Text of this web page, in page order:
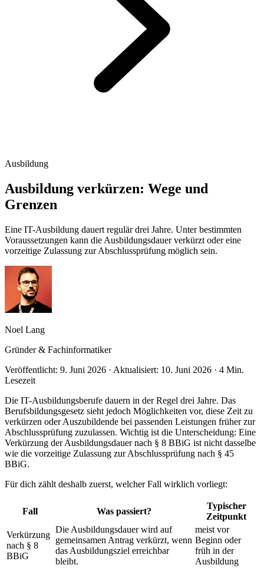
Ausbildung
Ausbildung verkürzen: Wege und
Grenzen
Eine IT-Ausbildung dauert regulär drei Jahre. Unter bestimmten
Voraussetzungen kann die Ausbildungsdauer verkürzt oder eine
vorzeitige Zulassung zur Abschlussprüfung möglich sein.
Noel Lang
Gründer & Fachinformatiker
Veröffentlicht: 9. Juni 2026 · Aktualisiert: 10. Juni 2026 · 4 Min.
Lesezeit
Die IT-Ausbildungsberufe dauern in der Regel drei Jahre. Das
Berufsbildungsgesetz sieht jedoch Möglichkeiten vor, diese Zeit zu
verkürzen oder Auszubildende bei passenden Leistungen früher zur
Abschlussprüfung zuzulassen. Wichtig ist die Unterscheidung: Eine
Verkürzung der Ausbildungsdauer nach § 8 BBiG ist nicht dasselbe
wie die vorzeitige Zulassung zur Abschlussprüfung nach § 45
BBiG.
Für dich zählt deshalb zuerst, welcher Fall wirklich vorliegt:
Fall Was passiert?
Typischer
Zeitpunkt
Verkürzung
nach § 8
BBiG
Die Ausbildungsdauer wird auf
gemeinsamen Antrag verkürzt, wenn
das Ausbildungsziel erreichbar
bleibt.
meist vor
Beginn oder
früh in der
Ausbildung